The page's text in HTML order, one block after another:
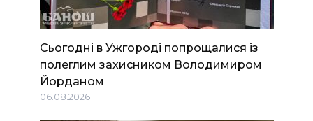
Сьогодні в Ужгороді попрощалися із
полеглим захисником Володимиром
Йорданом
06.08.2026